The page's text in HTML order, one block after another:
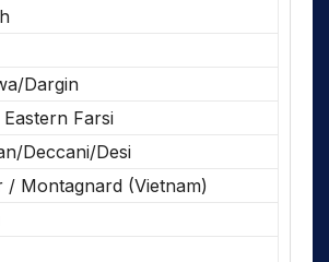
Dargin
Farsi
Deccani/Desi
/ Montagnard (Vietnam)